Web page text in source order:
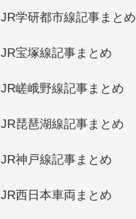
JR学研都市線記事まとめ
JR宝塚線記事まとめ
JR嵯峨野線記事まとめ
JR琵琶湖線記事まとめ
JR神戸線記事まとめ
JR西日本車両まとめ